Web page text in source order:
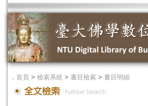
． 首頁 > 檢索系統 > 書目檢索 > 書目明細